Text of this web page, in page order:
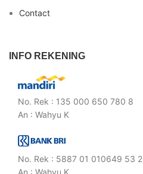
Contact
INFO REKENING
No. Rek : 135 000 650 780 8
An : Wahyu K
No. Rek : 5887 01 010649 53 2